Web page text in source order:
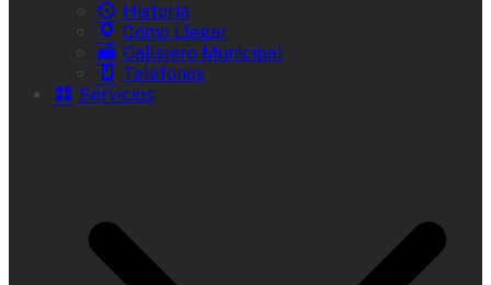
Historia
Cómo Llegar
Callejero Municipal
Teléfonos
Servicios